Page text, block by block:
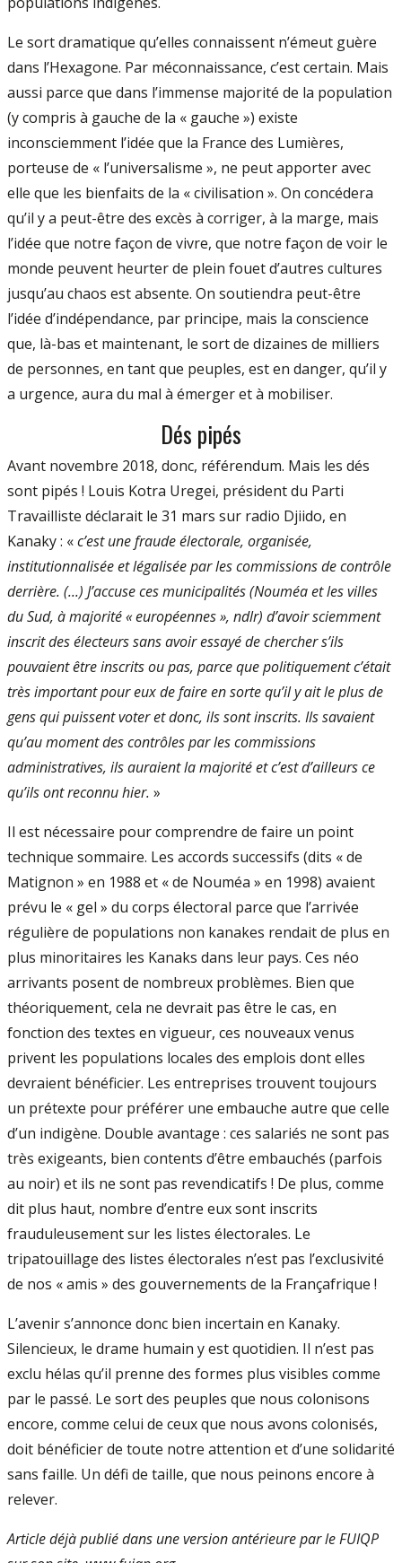
Le sort dramatique qu’elles connaissent n’émeut guère
dans l’Hexagone. Par méconnaissance, c’est certain. Mais
aussi parce que dans l’immense majorité de la population
(y compris à gauche de la « gauche ») existe
inconsciemment l’idée que la France des Lumières,
porteuse de « l’universalisme », ne peut apporter avec
elle que les bienfaits de la « civilisation ». On concédera
qu’il y a peut­-être des excès à corriger, à la marge, mais
l’idée que notre façon de vivre, que notre façon de voir le
monde peuvent heurter de plein fouet d’autres cultures
jusqu’au chaos est absente. On soutiendra peut­-être
l’idée d’indépendance, par principe, mais la conscience
que, là­-bas et maintenant, le sort de dizaines de milliers
de personnes, en tant que peuples, est en danger, qu’il y
a urgence, aura du mal à émerger et à mobiliser.
Dés pipés
Avant novembre 2018, donc, référendum. Mais les dés
sont pipés ! Louis Kotra Uregei, président du Parti
Travailliste déclarait le 31 mars sur radio Djiido, en
Kanaky : «c’est une fraude électorale, organisée,
institutionnalisée et légalisée par les commissions de contrôle
derrière. (...) J’accuse ces municipalités (Nouméa et les villes
du Sud, à majorité « européennes », ndlr) d’avoir sciemment
inscrit des électeurs sans avoir essayé de chercher s’ils
pouvaient être inscrits ou pas, parce que politiquement c’était
très important pour eux de faire en sorte qu’il y ait le plus de
gens qui puissent voter et donc, ils sont inscrits. Ils savaient
qu’au moment des contrôles par les commissions
administratives, ils auraient la majorité et c’est d’ailleurs ce
qu’ils ont reconnu hier. »
Il est nécessaire pour comprendre de faire un point
technique sommaire. Les accords successifs (dits « de
Matignon » en 1988 et « de Nouméa » en 1998) avaient
prévu le « gel » du corps électoral parce que l’arrivée
régulière de populations non kanakes rendait de plus en
plus minoritaires les Kanaks dans leur pays. Ces néo
arrivants posent de nombreux problèmes. Bien que
théoriquement, cela ne devrait pas être le cas, en
fonction des textes en vigueur, ces nouveaux venus
privent les populations locales des emplois dont elles
devraient bénéficier. Les entreprises trouvent toujours
un prétexte pour préférer une embauche autre que celle
d’un indigène. Double avantage : ces salariés ne sont pas
très exigeants, bien contents d’être embauchés (parfois
au noir) et ils ne sont pas revendicatifs ! De plus, comme
dit plus haut, nombre d’entre eux sont inscrits
frauduleusement sur les listes électorales. Le
tripatouillage des listes électorales n’est pas l’exclusivité
de nos « amis » des gouvernements de la Françafrique !
L’avenir s’annonce donc bien incertain en Kanaky.
Silencieux, le drame humain y est quotidien. Il n’est pas
exclu hélas qu’il prenne des formes plus visibles comme
par le passé. Le sort des peuples que nous colonisons
encore, comme celui de ceux que nous avons colonisés,
doit bénéficier de toute notre attention et d’une solidarité
sans faille. Un défi de taille, que nous peinons encore à
relever.
Article déjà publié dans une version antérieure par le FUIQP